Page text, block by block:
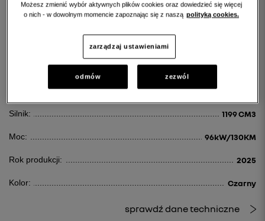
AUSTRAL 1.2 E-TECH FULL HYBRID 200 TECHNO MMT
155 900 PLN
Silnik: 1199 CM3
Moc: 96kW/130KM
Rok produkcji: 2025
Kolor: Czarny
sprawdź dane techniczne
Możesz zmienić wybór aktywnych plików cookies oraz dowiedzieć się więcej
o nich - w dowolnym momencie zapoznając się z naszą polityką cookies.
zarządzaj ustawieniami
odmów zezwól